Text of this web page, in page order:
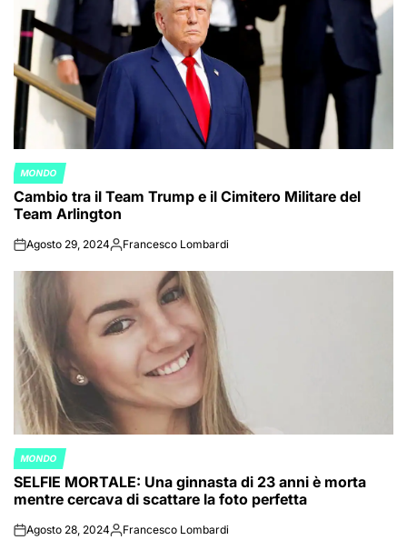
POSTED
IN
MONDO
Cambio tra il Team Trump e il Cimitero Militare del
Team Arlington
onAgosto 29, 2024Posted
Francesco Lombardi
POSTED
IN
MONDO
SELFIE MORTALE: Una ginnasta di 23 anni è morta
mentre cercava di scattare la foto perfetta
onAgosto 28, 2024Posted
Francesco Lombardi